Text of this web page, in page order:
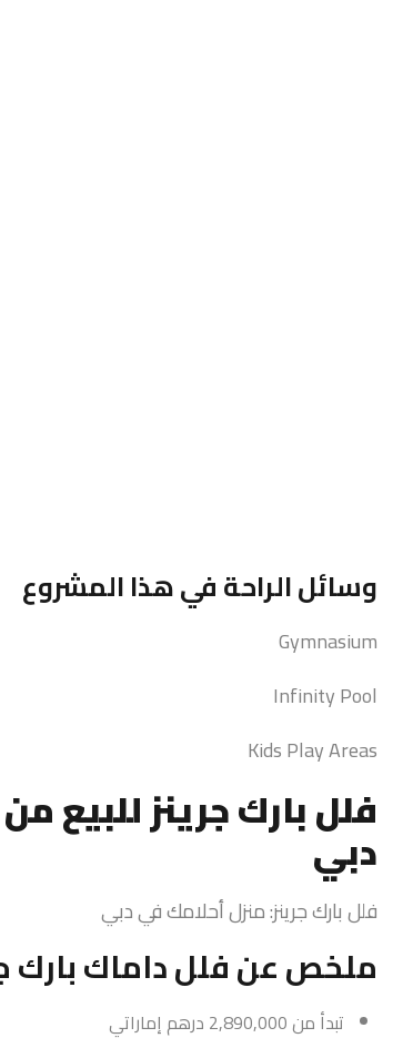
وسائل الراحة في هذا المشروع
Gymnasium
Infinity Pool
Kids Play Areas
دبي
فلل بارك جرينز: منزل أحلامك في دبي
ملخص عن فلل داماك بارك
تبدأ من 2,890,000 درهم إماراتي